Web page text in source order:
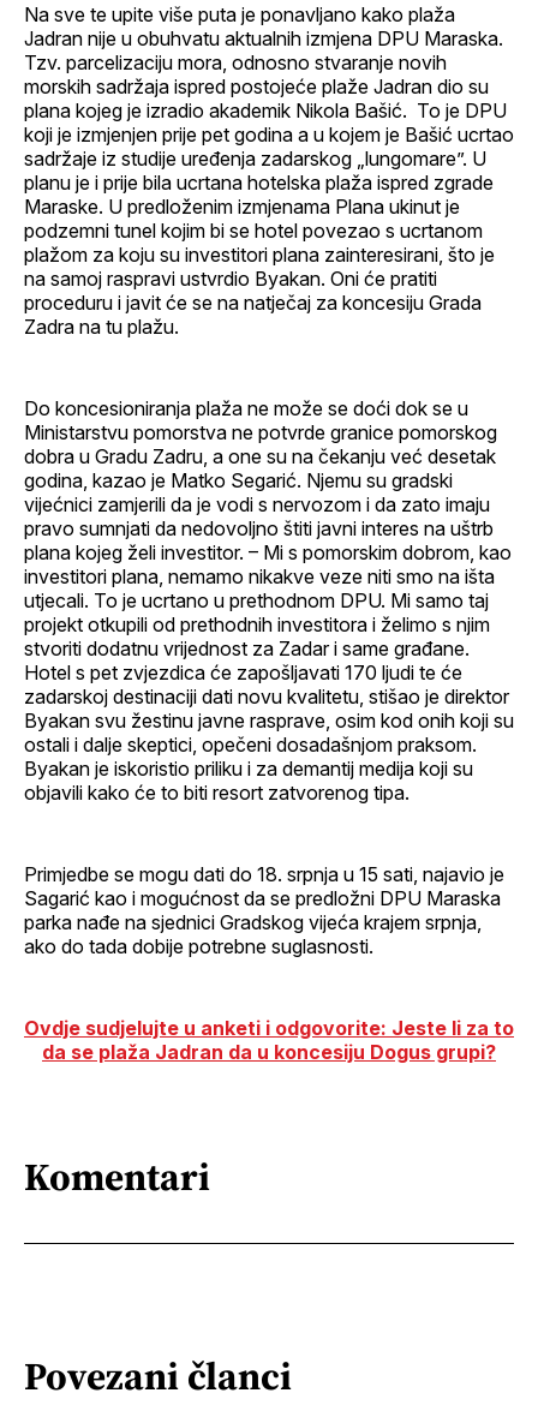
Na sve te upite više puta je ponavljano kako plaža
Jadran nije u obuhvatu aktualnih izmjena DPU Maraska.
Tzv. parcelizaciju mora, odnosno stvaranje novih
morskih sadržaja ispred postojeće plaže Jadran dio su
plana kojeg je izradio akademik Nikola Bašić. To je DPU
koji je izmjenjen prije pet godina a u kojem je Bašić ucrtao
sadržaje iz studije uređenja zadarskog „lungomare”. U
planu je i prije bila ucrtana hotelska plaža ispred zgrade
Maraske. U predloženim izmjenama Plana ukinut je
podzemni tunel kojim bi se hotel povezao s ucrtanom
plažom za koju su investitori plana zainteresirani, što je
na samoj raspravi ustvrdio Byakan. Oni će pratiti
proceduru i javit će se na natječaj za koncesiju Grada
Zadra na tu plažu.
Do koncesioniranja plaža ne može se doći dok se u
Ministarstvu pomorstva ne potvrde granice pomorskog
dobra u Gradu Zadru, a one su na čekanju već desetak
godina, kazao je Matko Segarić. Njemu su gradski
vijećnici zamjerili da je vodi s nervozom i da zato imaju
pravo sumnjati da nedovoljno štiti javni interes na uštrb
plana kojeg želi investitor. – Mi s pomorskim dobrom, kao
investitori plana, nemamo nikakve veze niti smo na išta
utjecali. To je ucrtano u prethodnom DPU. Mi samo taj
projekt otkupili od prethodnih investitora i želimo s njim
stvoriti dodatnu vrijednost za Zadar i same građane.
Hotel s pet zvjezdica će zapošljavati 170 ljudi te će
zadarskoj destinaciji dati novu kvalitetu, stišao je direktor
Byakan svu žestinu javne rasprave, osim kod onih koji su
ostali i dalje skeptici, opečeni dosadašnjom praksom.
Byakan je iskoristio priliku i za demantij medija koji su
objavili kako će to biti resort zatvorenog tipa.
Primjedbe se mogu dati do 18. srpnja u 15 sati, najavio je
Sagarić kao i mogućnost da se predložni DPU Maraska
parka nađe na sjednici Gradskog vijeća krajem srpnja,
ako do tada dobije potrebne suglasnosti.
Ovdje sudjelujte u anketi i odgovorite: Jeste li za to
da se plaža Jadran da u koncesiju Dogus grupi?
Komentari
Povezani članci